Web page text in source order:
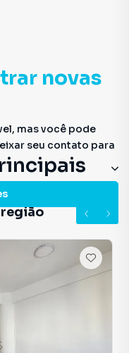
novas
mas você pode
seu contato para